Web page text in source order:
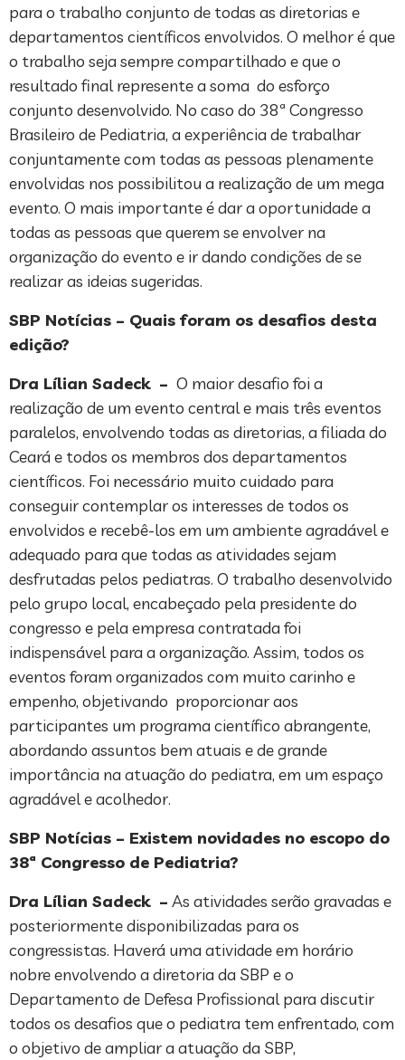
para o trabalho conjunto de todas as diretorias e
departamentos científicos envolvidos. O melhor é que
o trabalho seja sempre compartilhado e que o
resultado final represente a soma do esforço
conjunto desenvolvido. No caso do 38ª Congresso
Brasileiro de Pediatria, a experiência de trabalhar
conjuntamente com todas as pessoas plenamente
envolvidas nos possibilitou a realização de um mega
evento. O mais importante é dar a oportunidade a
todas as pessoas que querem se envolver na
organização do evento e ir dando condições de se
realizar as ideias sugeridas.
SBP Notícias – Quais foram os desafios desta
edição?
Dra Lílian Sadeck – O maior desafio foi a
realização de um evento central e mais três eventos
paralelos, envolvendo todas as diretorias, a filiada do
Ceará e todos os membros dos departamentos
científicos. Foi necessário muito cuidado para
conseguir contemplar os interesses de todos os
envolvidos e recebê-los em um ambiente agradável e
adequado para que todas as atividades sejam
desfrutadas pelos pediatras. O trabalho desenvolvido
pelo grupo local, encabeçado pela presidente do
congresso e pela empresa contratada foi
indispensável para a organização. Assim, todos os
eventos foram organizados com muito carinho e
empenho, objetivando proporcionar aos
participantes um programa científico abrangente,
abordando assuntos bem atuais e de grande
importância na atuação do pediatra, em um espaço
agradável e acolhedor.
SBP Notícias – Existem novidades no escopo do
38ª Congresso de Pediatria?
Dra Lílian Sadeck – As atividades serão gravadas e
posteriormente disponibilizadas para os
congressistas. Haverá uma atividade em horário
nobre envolvendo a diretoria da SBP e o
Departamento de Defesa Profissional para discutir
todos os desafios que o pediatra tem enfrentado, com
o objetivo de ampliar a atuação da SBP,